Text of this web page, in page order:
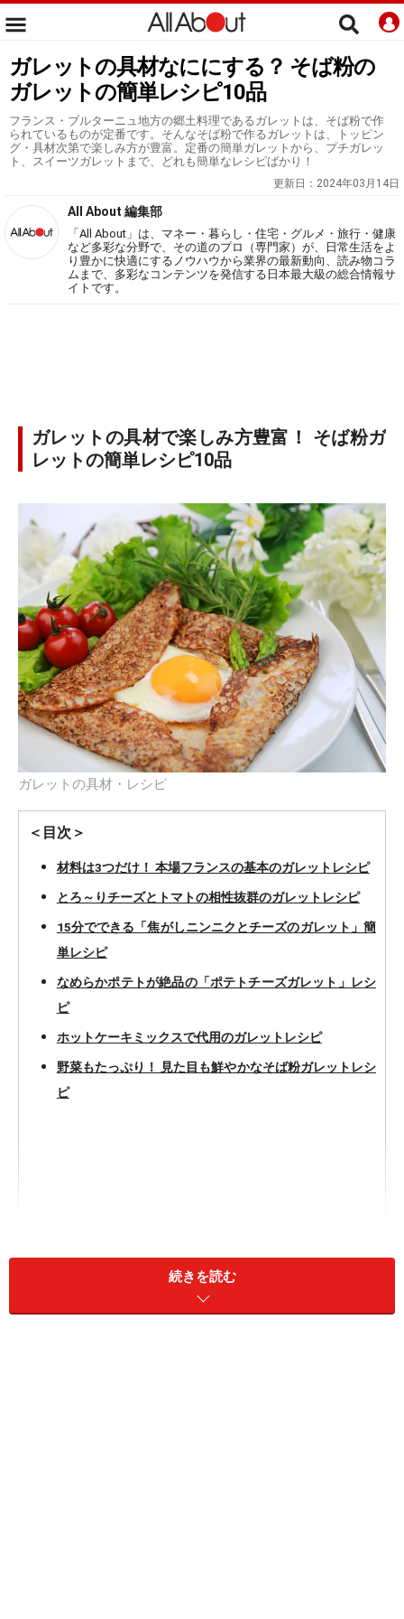
ガレットの具材なににする？ そば粉の
ガレットの簡単レシピ10品
フランス・ブルターニュ地方の郷土料理であるガレットは、そば粉で作
られているものが定番です。そんなそば粉で作るガレットは、トッピン
グ・具材次第で楽しみ方が豊富。定番の簡単ガレットから、プチガレッ
ト、スイーツガレットまで、どれも簡単なレシピばかり！
更新日： 2024年03月14日
All About 編集部
「All About」は、マネー・暮らし・住宅・グルメ・旅行・健康
など多彩な分野で、その道のプロ（専門家）が、日常生活をよ
り豊かに快適にするノウハウから業界の最新動向、読み物コラ
ムまで、多彩なコンテンツを発信する日本最大級の総合情報サ
イトです。
ガレットの具材で楽しみ方豊富！ そば粉ガ
レットの簡単レシピ10品
ガレットの具材・レシピ
＜目次＞
材料は3つだけ！ 本場フランスの基本のガレットレシピ
とろ～りチーズとトマトの相性抜群のガレットレシピ
15分でできる「焦がしニンニクとチーズのガレット」簡
単レシピ
なめらかポテトが絶品の「ポテトチーズガレット」レシ
ピ
ホットケーキミックスで代用のガレットレシピ
野菜もたっぷり！ 見た目も鮮やかなそば粉ガレットレシ
ピ
続きを読む